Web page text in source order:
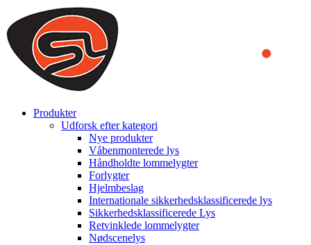
We use cookies to ensure that we provide you the best experience
on our website. By continuing to browse this website, you accept
that cookies are used to help us analyze how the website is used and
to offer you a better experience. To learn more or to find out how
you can disable cookies, you can access our
Produkter
Udforsk efter kategori
Nye produkter
Våbenmonterede lys
Håndholdte lommelygter
Forlygter
Hjelmbeslag
Internationale sikkerhedsklassificerede lys
Sikkerhedsklassificerede Lys
Retvinklede lommelygter
Nødscenelys